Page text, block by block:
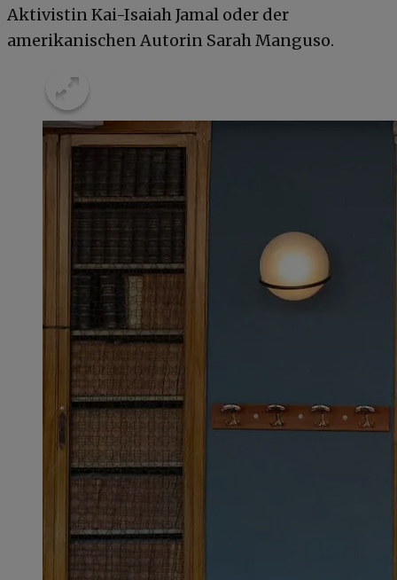
Aktivistin Kai-Isaiah Jamal oder der
amerikanischen Autorin Sarah Manguso.